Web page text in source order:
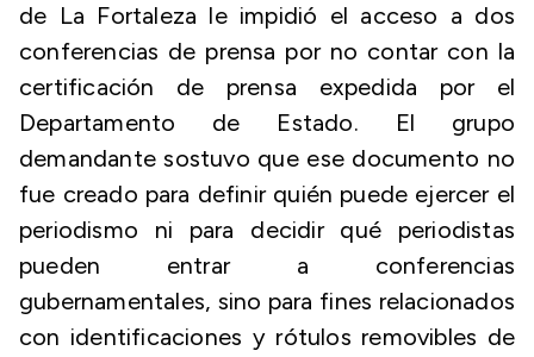
de La Fortaleza le impidió el acceso a dos
conferencias de prensa por no contar con la
certificación de prensa expedida por el
Departamento de Estado. El grupo
demandante sostuvo que ese documento no
fue creado para definir quién puede ejercer el
periodismo ni para decidir qué periodistas
pueden entrar a conferencias
gubernamentales, sino para fines relacionados
con identificaciones y rótulos removibles de